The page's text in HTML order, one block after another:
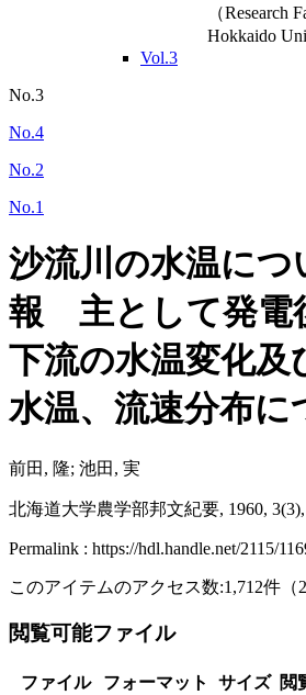
（Research
Hokkaido
Vol.3
No.3
No.4
No.2
No.1
沙流川の水温につ
報 主として発電
下流の水温変化及
水温、流速分布に
前田, 隆; 池田, 実
北海道大学農学部邦文紀要, 1960, 3(3),
Permalink : https://hdl.handle.net/2115/
このアイテムのアクセス数:1,712件 （
閲覧可能ファイル
ファイル フォーマット サイズ 閲